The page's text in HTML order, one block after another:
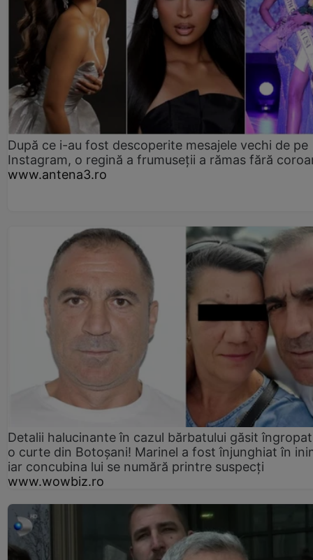
După ce i-au fost descoperite mesajele vechi de pe
Instagram, o regină a frumuseții a rămas fără
www.antena3.ro
Detalii halucinante în cazul bărbatului găsit
o curte din Botoșani! Marinel a fost înjunghiat în
iar concubina lui se numără printre suspecți
www.wowbiz.ro